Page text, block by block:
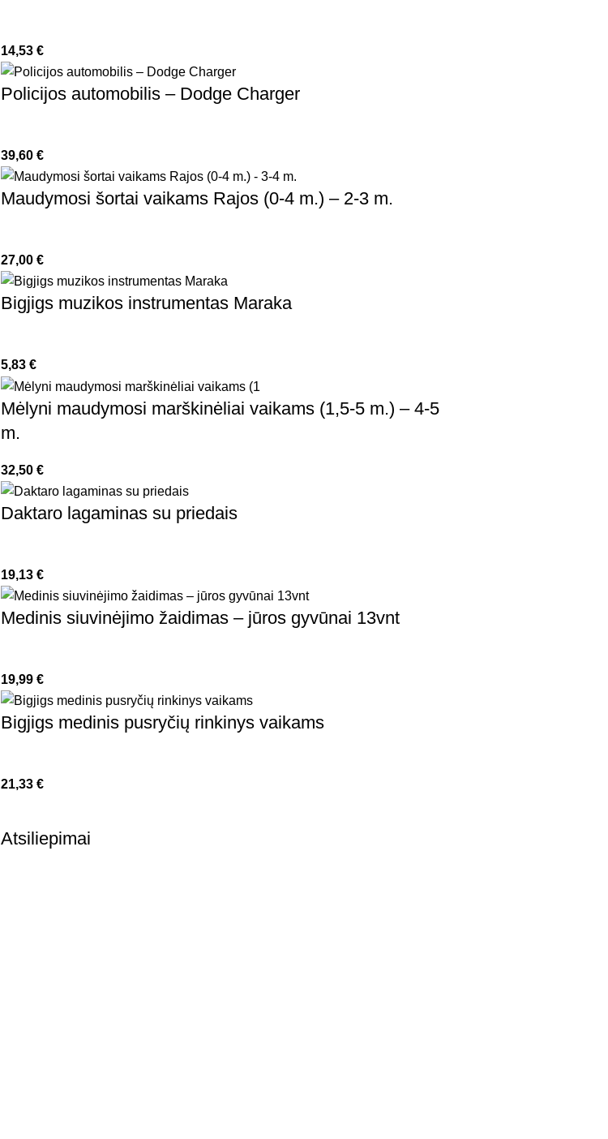
14,53 €
Policijos automobilis – Dodge Charger
39,60 €
Maudymosi šortai vaikams Rajos (0-4 m.) – 2-3 m.
27,00 €
Bigjigs muzikos instrumentas Maraka
5,83 €
Mėlyni maudymosi marškinėliai vaikams (1,5-5 m.) – 4-5
m.
32,50 €
Daktaro lagaminas su priedais
19,13 €
Medinis siuvinėjimo žaidimas – jūros gyvūnai 13vnt
19,99 €
Bigjigs medinis pusryčių rinkinys vaikams
21,33 €
Atsiliepimai